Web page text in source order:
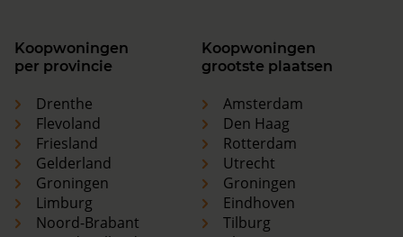
Koopwoningen
per provincie
Drenthe
Flevoland
Friesland
Gelderland
Groningen
Limburg
Noord-Brabant
Koopwoningen
grootste plaatsen
Amsterdam
Den Haag
Rotterdam
Utrecht
Groningen
Eindhoven
Tilburg